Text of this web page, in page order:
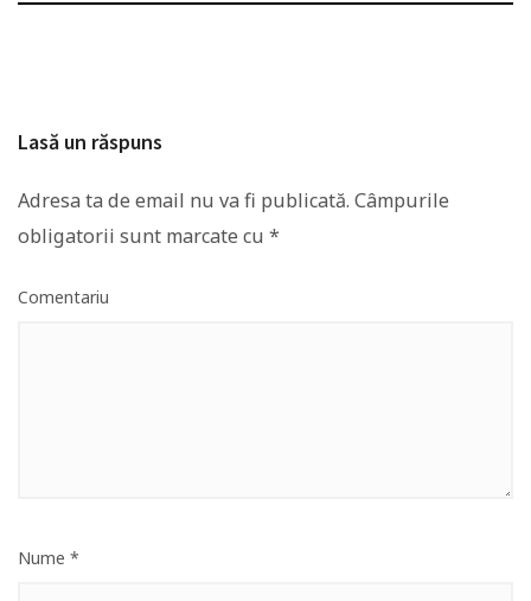
Lasă un răspuns
Adresa ta de email nu va fi publicată. Câmpurile
obligatorii sunt marcate cu *
Comentariu
Nume *